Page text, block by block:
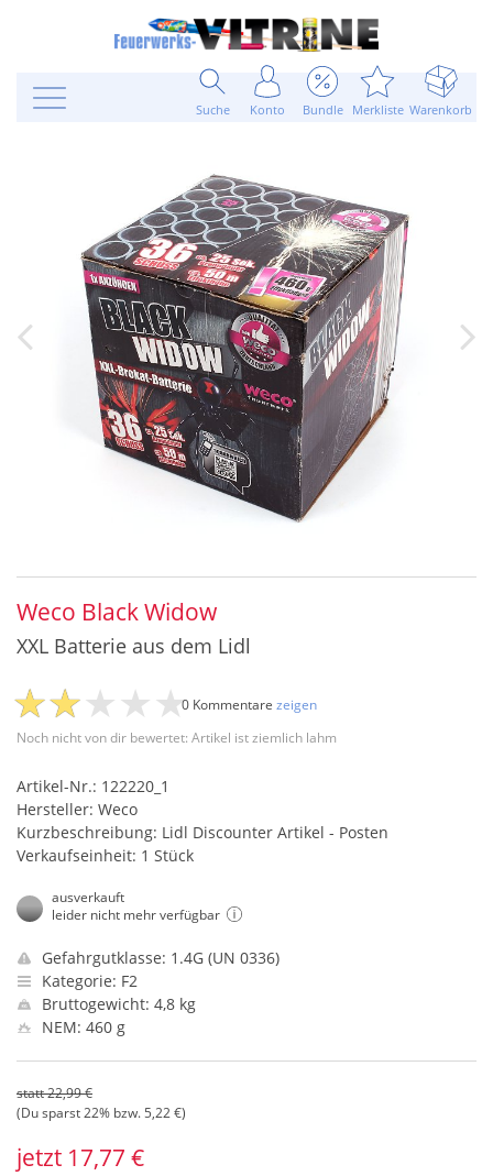
Suche Konto Bundle Merkliste Warenkorb
Weco Black Widow
XXL Batterie aus dem Lidl
Noch nicht von dir bewertet: Artikel ist ziemlich lahm
0 Kommentare zeigen
Artikel-Nr.: 122220_1
Hersteller: Weco
Kurzbeschreibung: Lidl Discounter Artikel - Posten
Verkaufseinheit: 1 Stück
ausverkauft
leider nicht mehr verfügbar
Gefahrgutklasse: 1.4G (UN 0336)
Kategorie: F2
Bruttogewicht: 4,8 kg
NEM: 460 g
statt 22,99 €
(Du sparst 22% bzw. 5,22 €)
jetzt 17,77 €